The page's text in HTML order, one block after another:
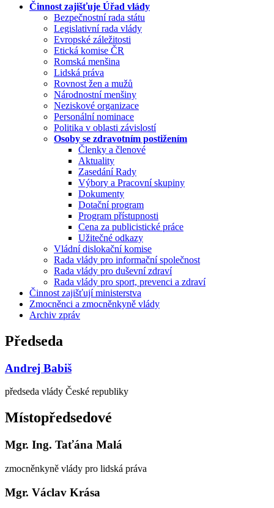
Činnost zajišťuje Úřad vlády
Bezpečnostní rada státu
Legislativní rada vlády
Evropské záležitosti
Etická komise ČR
Romská menšina
Lidská práva
Rovnost žen a mužů
Národnostní menšiny
Neziskové organizace
Personální nominace
Politika v oblasti závislostí
Osoby se zdravotním postižením
Členky a členové
Aktuality
Zasedání Rady
Výbory a Pracovní skupiny
Dokumenty
Dotační program
Program přístupnosti
Cena za publicistické práce
Užitečné odkazy
Vládní dislokační komise
Rada vlády pro informační společnost
Rada vlády pro duševní zdraví
Rada vlády pro sport, prevenci a zdraví
Činnost zajišťují ministerstva
Zmocněnci a zmocněnkyně vlády
Archiv zpráv
Předseda
Andrej Babiš
předseda vlády České republiky
Místopředsedové
Mgr. Ing. Taťána Malá
zmocněnkyně vlády pro lidská práva
Mgr. Václav Krása